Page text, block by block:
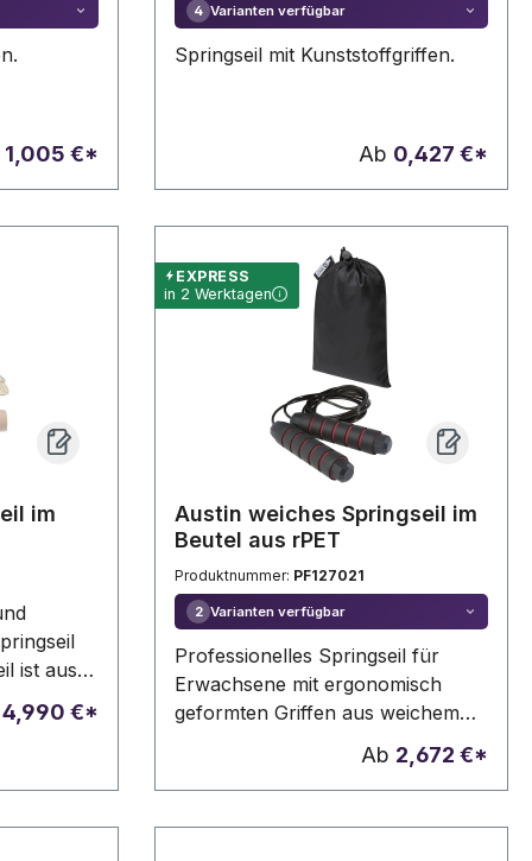
1,005 €*
4 Varianten verfügbar
Springseil mit Kunststoffgriffen.
Ab 0,427 €*
im
ist aus
sind aus
Länge
4,990 €*
EXPRESS
in 2 Werktagen
Austin weiches Springseil im
Beutel aus rPET
Produktnummer: PF127021
2 Varianten verfügbar
Professionelles Springseil für
Erwachsene mit ergonomisch
geformten Griffen aus weichem
Schaumstoff, die einen festen und
bequemen Halt während des
Trainings bieten. Die Länge des
Seils beträgt 310 cm, so dass
Ab 2,672 €*